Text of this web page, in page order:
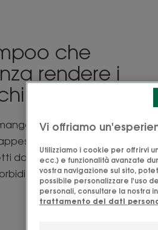
che
rendere i
nutre e avvolge i
e proteggendone
dalla secchezza, i capelli
e lucenti.
Vi offriamo
Utilizziamo i cookie per offrirvi
ecc.) e funzionalità avanzate
vostra navigazione sul sito,
possibile personalizzare l'uso
personali, consultare la nostra
trattamento dei dati